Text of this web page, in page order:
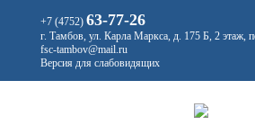
+7 (4752) 63-77-26
г. Тамбов, ул. Карла Маркса, д. 175 Б, 2 этаж,
fsc-tambov@mail.ru
Версия для слабовидящих